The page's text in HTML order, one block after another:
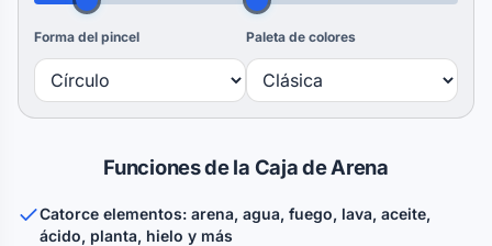
Forma del pincel Paleta de colores
Funciones de la Caja de Arena
Catorce elementos: arena, agua, fuego, lava, aceite,
ácido, planta, hielo y más